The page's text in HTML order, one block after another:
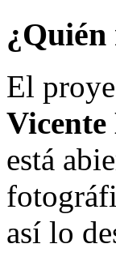
¿Quién
El
está
así lo